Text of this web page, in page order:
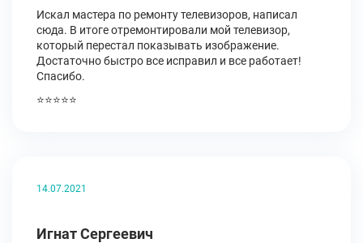
Искал мастера по ремонту телевизоров, написал
сюда. В итоге отремонтировали мой телевизор,
который перестал показывать изображение.
Достаточно быстро все исправил и все работает!
Спасибо.
⭐⭐⭐⭐⭐
14.07.2021
Игнат Сергеевич